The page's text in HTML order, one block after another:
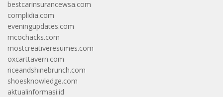
bestcarinsurancewsa.com
complidia.com
eveningupdates.com
mcochacks.com
mostcreativeresumes.com
oxcarttavern.com
riceandshinebrunch.com
shoesknowledge.com
aktualinformasi.id